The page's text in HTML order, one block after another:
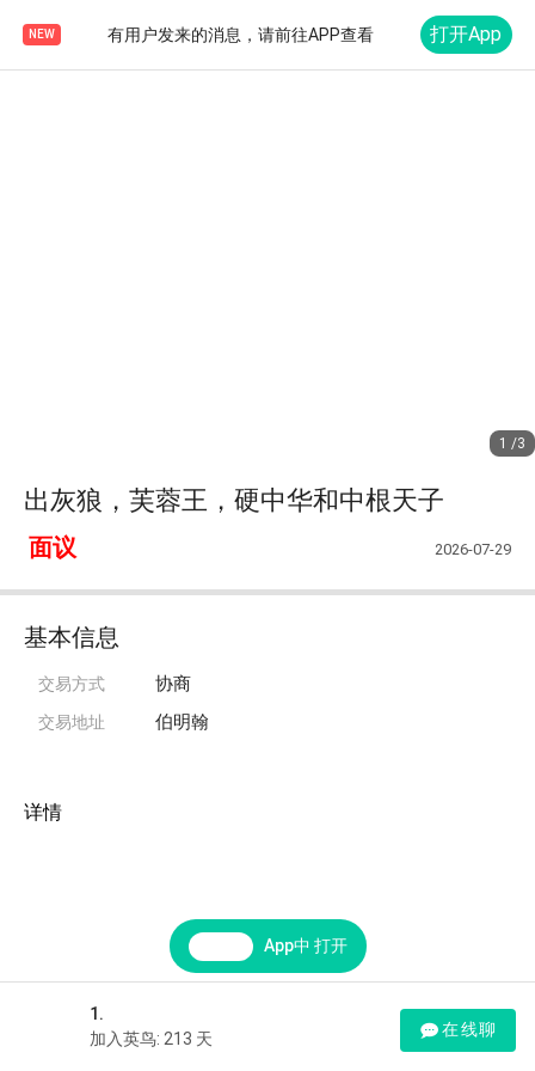
NEW 有用户发来的消息，请前往APP查看 打开App
1 /3
出灰狼，芙蓉王，硬中华和中根天子
面议 2026-07-29
基本信息
交易方式 协商
交易地址 伯明翰
详情
App中 打开
1.
加入英鸟: 213 天
在线聊